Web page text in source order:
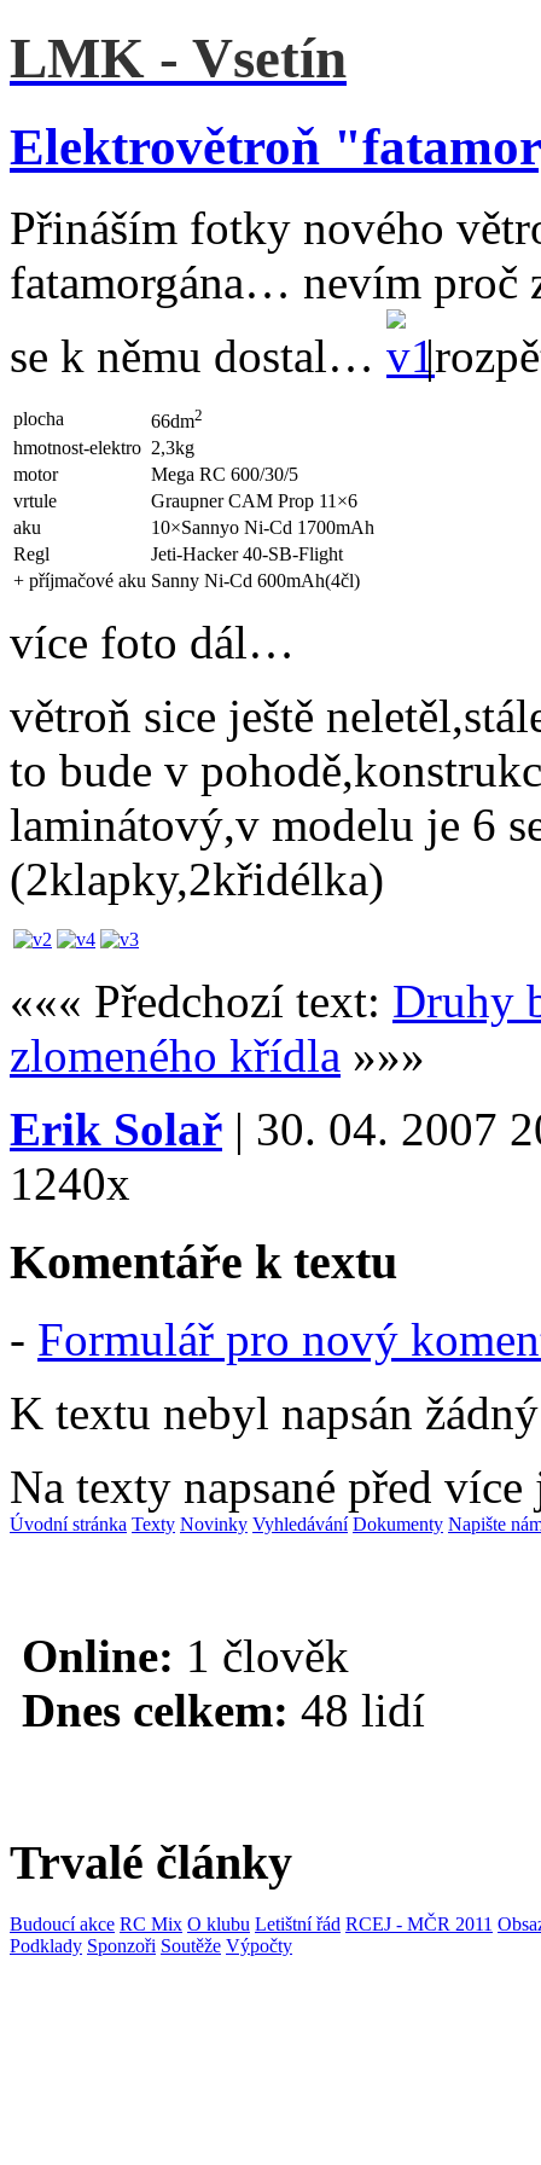
LMK - Vsetín
Elektrovětroň
Přináším fotky nového
fatamorgána… nevím proč
se k němu dostal…
plocha 66dm2
hmotnost-elektro 2,3kg
motor
Mega RC 600/30/5
vrtule
Graupner CAM Prop 11×6
aku
10×Sannyo Ni-Cd 1700mAh
Regl
Jeti-Hacker 40-SB-Flight
+ příjmačové aku Sanny Ni-Cd 600mAh(4čl)
více foto dál…
větroň sice ještě
to bude v
laminátový,v modelu je 6
(2klapky,2křidélka)
««« Předchozí text: Druhy
zlomeného křídla »»»
Erik Solař | 30. 04. 2007
1240x
Komentáře k textu
- Formulář pro nový
K textu nebyl napsán
Na texty napsané před
Úvodní stránka Texty Novinky Vyhledávání Dokumenty Napište
Online: 1 člověk
Dnes celkem: 48 lidí
Trvalé články
Budoucí akce RC Mix O klubu Letištní řád RCEJ - MČR 2011
Podklady Sponzoři Soutěže Výpočty